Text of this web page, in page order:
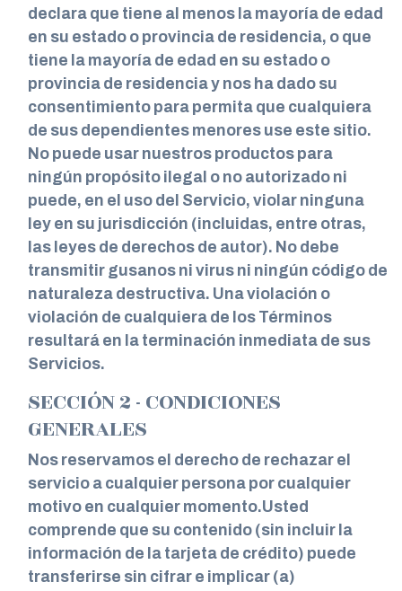
declara que tiene al menos la mayoría de edad
en su estado o provincia de residencia, o que
tiene la mayoría de edad en su estado o
provincia de residencia y nos ha dado su
consentimiento para permita que cualquiera
de sus dependientes menores use este sitio.
No puede usar nuestros productos para
ningún propósito ilegal o no autorizado ni
puede, en el uso del Servicio, violar ninguna
ley en su jurisdicción (incluidas, entre otras,
las leyes de derechos de autor). No debe
transmitir gusanos ni virus ni ningún código de
naturaleza destructiva. Una violación o
violación de cualquiera de los Términos
resultará en la terminación inmediata de sus
Servicios.
SECCIÓN 2 - CONDICIONES
GENERALES
Nos reservamos el derecho de rechazar el
servicio a cualquier persona por cualquier
motivo en cualquier momento.Usted
comprende que su contenido (sin incluir la
información de la tarjeta de crédito) puede
transferirse sin cifrar e implicar (a)